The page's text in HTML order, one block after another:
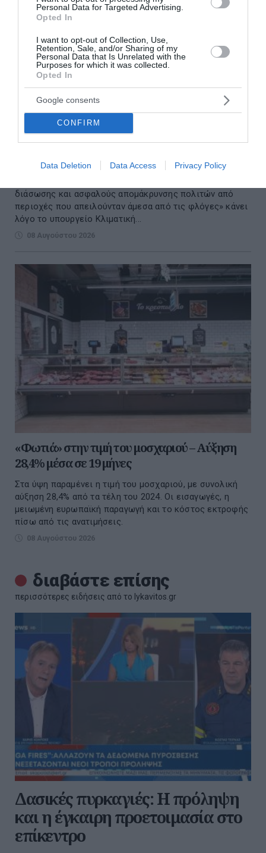
Personal Data for Targeted Advertising.
Opted In
I want to opt-out of Collection, Use,
Retention, Sale, and/or Sharing of my
Personal Data that Is Unrelated with the
Purposes for which it was collected.
Opted In
Google consents
CONFIRM
Data Deletion Data Access Privacy Policy
Φωτιά σε Αττική και Βοιωτία: Πώς έγινε η
μεγάλη επιχείρηση διάσωσης δια θαλάσσης
διάσωσης και ασφαλούς απομάκρυνσης πολιτών από
περιοχές που απειλούνταν άμεσα από τις φλόγες» κάνει
λόγο το υπουργείο Κλιματική...
08 Αυγούστου 2026
«Φωτιά» στην τιμή του μοσχαριού – Αύξηση
28,4% μέσα σε 19 μήνες
Στα ύψη παραμένει η τιμή του μοσχαριού, με συνολική
αύξηση 28,4% από τα τέλη του 2024. Οι εισαγωγές, η
μειωμένη ευρωπαϊκή παραγωγή και το κόστος εκτροφής
πίσω από τις ανατιμήσεις.
08 Αυγούστου 2026
διαβάστε επίσης
περισσότερες ειδήσεις από το lykavitos.gr
Δασικές πυρκαγιές: Η πρόληψη
και η έγκαιρη προετοιμασία στο
επίκεντρο